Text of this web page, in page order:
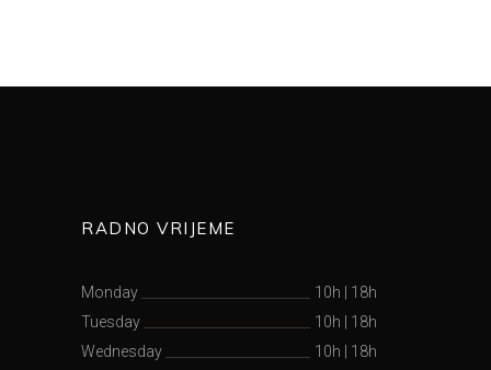
RADNO VRIJEME
Monday 10h | 18h
Tuesday
10h | 18h
Wednesday
10h | 18h